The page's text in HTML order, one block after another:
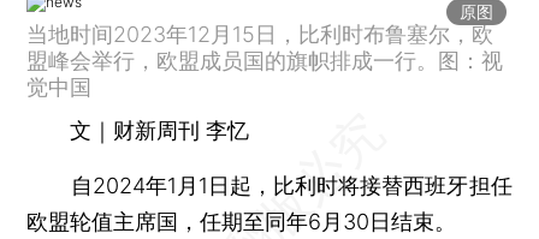
原图
当地时间2023年12月15日，比利时布鲁塞尔，欧
盟峰会举行，欧盟成员国的旗帜排成一行。图：视
觉中国
文｜财新周刊 李忆
自2024年1月1日起，比利时将接替西班牙担任
欧盟轮值主席国，任期至同年6月30日结束。